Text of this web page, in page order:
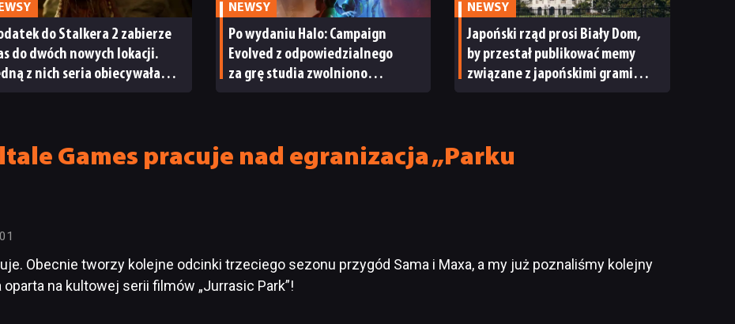
do Stalkera 2 zabierze
do dwóch nowych lokacji.
z nich seria obiecywała
NEWSY
Po wydaniu Halo: Campaign
Evolved z odpowiedzialnego
za grę studia zwolniono
NEWSY
Japoński rząd prosi Biały Dom,
by przestał publikować memy
związane z japońskimi grami
Games pracuje nad egranizacja „Parku
Obecnie tworzy kolejne odcinki trzeciego sezonu przygód Sama i Maxa, a my już poznaliśmy kolejny
na kultowej serii filmów „Jurrasic Park”!